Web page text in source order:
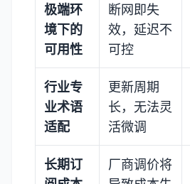
极端环
境下的
可用性
断网即失
效，延迟不
可控
行业专
业术语
适配
更新周期
长，无法灵
活微调
长期订
厂商调价将